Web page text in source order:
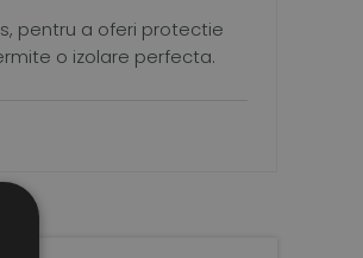
pentru a oferi protectie
o izolare perfecta.